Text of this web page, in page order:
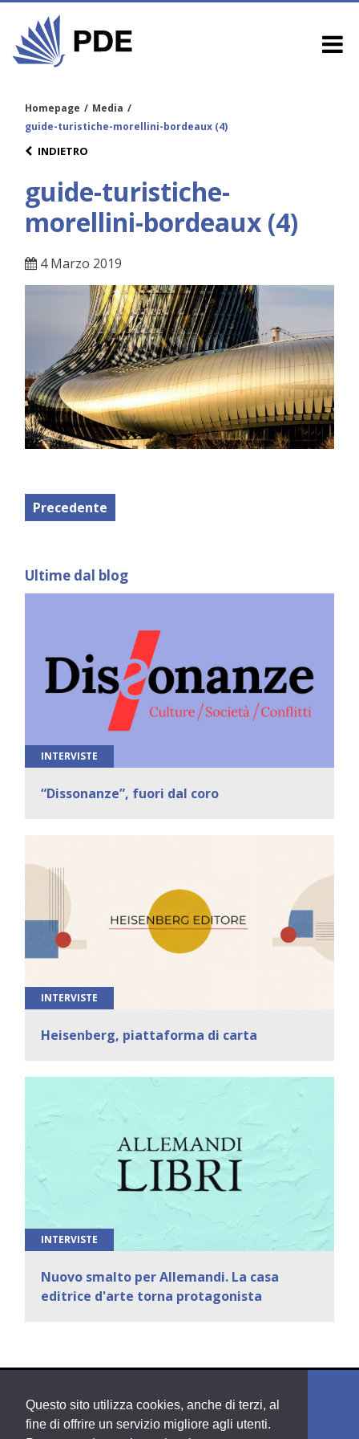
Questo sito utilizza cookies, anche di terzi, al
fine di offrire un servizio migliore agli utenti.
Homepage / Media /
guide-turistiche-morellini-bordeaux (4)
INDIETRO
guide-turistiche-
morellini-bordeaux (4)
4 Marzo 2019
Precedente
Ultime dal blog
INTERVISTE
“Dissonanze”, fuori dal coro
INTERVISTE
Heisenberg, piattaforma di carta
INTERVISTE
Nuovo smalto per Allemandi. La casa
editrice d'arte torna protagonista